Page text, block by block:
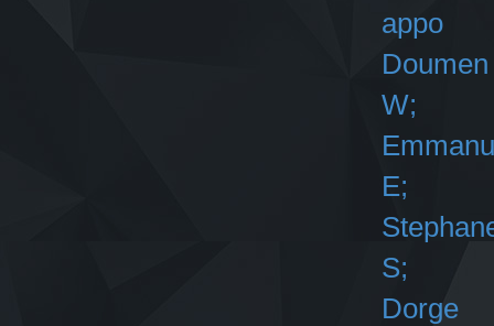
appo
Doumen
W;
E;
S;
Dorge